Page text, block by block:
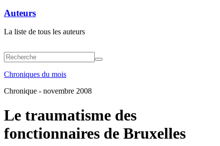
Auteurs
La liste de tous les auteurs
Chroniques du mois
Chronique - novembre 2008
Le traumatisme des
fonctionnaires de Bruxelles